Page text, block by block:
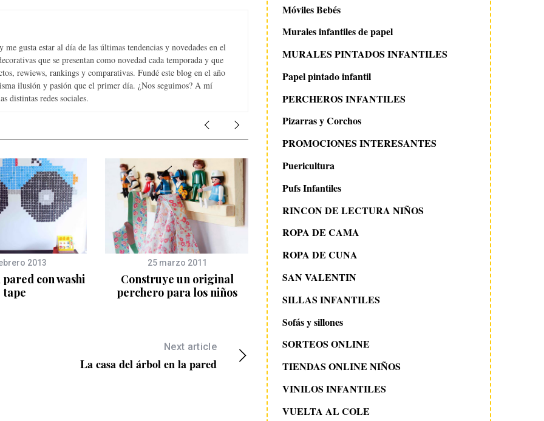
gusta estar al día de las últimas tendencias y novedades en el
que se presentan como novedad cada temporada y que
rewiews, rankings y comparativas. Fundé este blog en el año
ilusión y pasión que el primer día. ¿Nos seguimos? A mí
distintas redes sociales.
2013
con washi
tape
25 marzo 2011
Construye un original
perchero para los niños
POSTERS DE IMAGENES A
10 mayo 2010
Ishtar Olivera
ilustraciones y
Next article
La casa del árbol en la pared
Móviles Bebés
Murales infantiles de papel
MURALES PINTADOS INFANTILES
Papel pintado infantil
PERCHEROS INFANTILES
Pizarras y Corchos
PROMOCIONES INTERESANTES
Puericultura
Pufs Infantiles
RINCON DE LECTURA NIÑOS
ROPA DE CAMA
ROPA DE CUNA
SAN VALENTIN
SILLAS INFANTILES
Sofás y sillones
SORTEOS ONLINE
TIENDAS ONLINE NIÑOS
VINILOS INFANTILES
VUELTA AL COLE